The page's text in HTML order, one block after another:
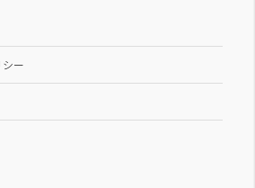
ー